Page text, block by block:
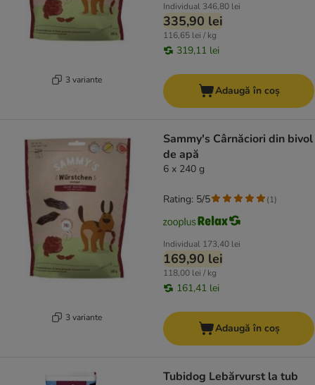
3 variante
Individual 346,80 lei
335,90 lei
116,65 lei / kg
319,11 lei
Adaugă în coș
3 variante
Sammy's Cârnăciori din bivol
de apă
6 x 240 g
Individual 173,40 lei
169,90 lei
118,00 lei / kg
161,41 lei
Rating: 5/5 (1)
Adaugă în coș
Tubidog Lebărvurst la tub